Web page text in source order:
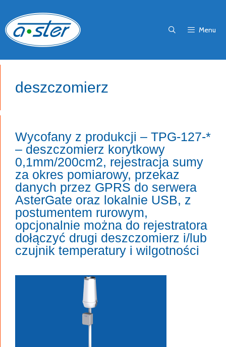
do
treści
Menu
deszczomierz
Wycofany z produkcji – TPG-127-*
– deszczomierz korytkowy
0,1mm/200cm2, rejestracja sumy
za okres pomiarowy, przekaz
danych przez GPRS do serwera
AsterGate oraz lokalnie USB, z
postumentem rurowym,
opcjonalnie można do rejestratora
dołączyć drugi deszczomierz i/lub
czujnik temperatury i wilgotności